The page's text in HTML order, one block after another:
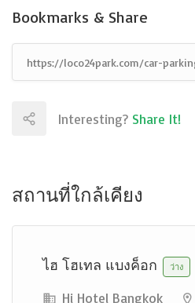
Bookmarks & Share
Interesting? Share It!
สถานที่ใกล้เคียง
ไฮ โฮเทล แบงค็อก ว่าง
Hi Hotel Bangkok